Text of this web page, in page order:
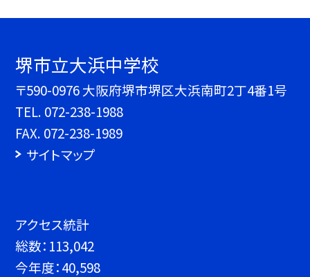
堺市立大浜中学校
〒590-0976 大阪府堺市堺区大浜南町2丁4番1号
TEL. 072-238-1988
FAX. 072-238-1989
サイトマップ
アクセス統計
総数： 113,042
今年度：40,598